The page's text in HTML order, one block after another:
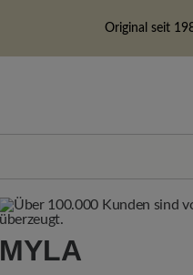
Original seit
MYLA